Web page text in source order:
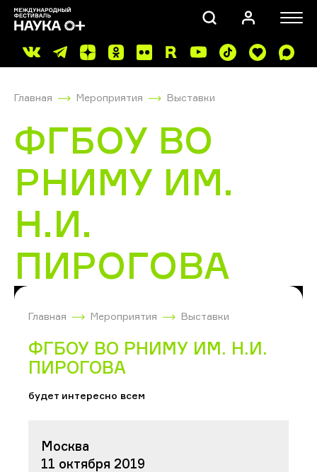
ПОИСК
Главная Мероприятия Выставки
ФГБОУ ВО
РНИМУ ИМ.
Н.И.
ПИРОГОВА
Главная Мероприятия Выставки
ФГБОУ ВО РНИМУ ИМ. Н.И.
ПИРОГОВА
будет интересно всем
Москва
11 октября 2019